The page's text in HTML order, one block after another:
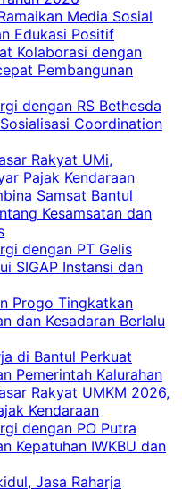
Media Sosial
Edukasi Positif
Kolaborasi dengan
Pembangunan
dengan RS Bethesda
Coordination
Rakyat UMi,
Pajak Kendaraan
Samsat Bantul
Kesamsatan dan
dengan PT Gelis
SIGAP Instansi dan
Progo Tingkatkan
dan Kesadaran Berlalu
di Bantul Perkuat
Pemerintah Kalurahan
Rakyat UMKM 2026,
Kendaraan
dengan PO Putra
Kepatuhan IWKBU dan
Jasa Raharja